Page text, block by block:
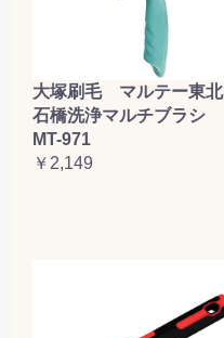
大塚刷毛 マルテー東北
石橋洗浄マルチブラシ
MT-971
￥2,149